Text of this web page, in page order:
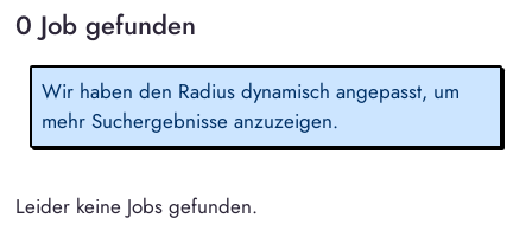
0 Job gefunden
Wir haben den Radius dynamisch angepasst, um
mehr Suchergebnisse anzuzeigen.
Leider keine Jobs gefunden.